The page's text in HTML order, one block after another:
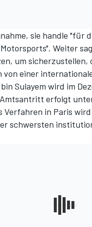
sie handle "für
Weiter
um sicherzustellen,
einer
Sulayem wird im
erfolgt
in Paris
schwersten